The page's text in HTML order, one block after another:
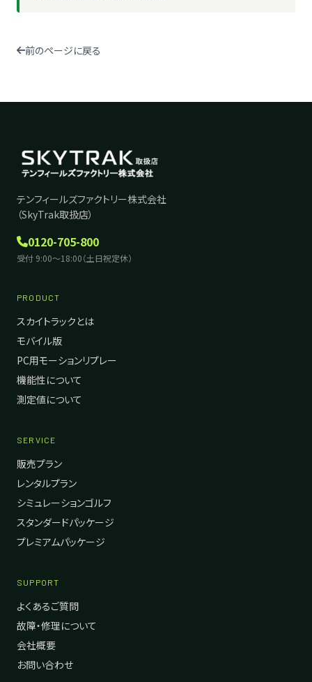
前のページに戻る
テンフィールズファクトリー株式会社
（SkyTrak取扱店）
0120-705-800
受付 9:00〜18:00（土日祝定休）
PRODUCT
スカイトラックとは
モバイル版
PC用モーションリプレー
機能性について
測定値について
SERVICE
販売プラン
レンタルプラン
シミュレーションゴルフ
スタンダードパッケージ
プレミアムパッケージ
SUPPORT
よくあるご質問
故障・修理について
会社概要
お問い合わせ